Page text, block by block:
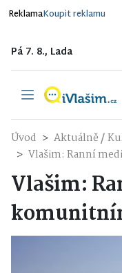
ReklamaKoupit reklamu
Pá 7. 8., Lada
Úvod Aktuálně/
Vlašim: Ranní
Vlašim: